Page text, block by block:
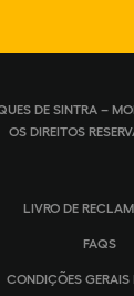
DE SINTRA –
OS DIREITOS
LIVRO DE
FAQS
CONDIÇÕES GERAIS